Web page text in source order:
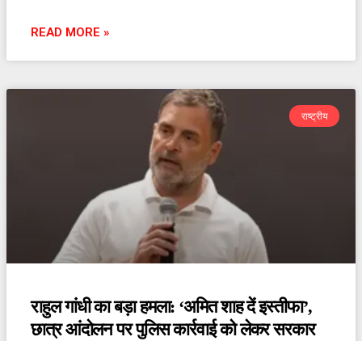
READ MORE »
राष्ट्रीय
राहुल गांधी का बड़ा हमला: ‘अमित शाह दें इस्तीफा’,
छात्र आंदोलन पर पुलिस कार्रवाई को लेकर सरकार